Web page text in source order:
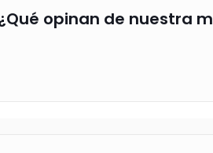
opinan de nuestra